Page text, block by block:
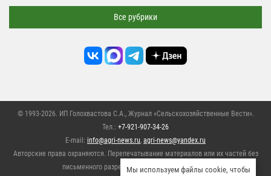
Все рубрики
© 1993-2026. ИП Голохвастова С.А., Журнал «Сельскохозяйственные Вести».
Тел.: +7-921-907-34-26
E-mail: info@agri-news.ru agri-news@yandex.ru
Авторские права охраняются. Перепечатывание материалов или их частей без
письменного разрешения редакции запрещено,
Мы используем файлы cookie, чтобы